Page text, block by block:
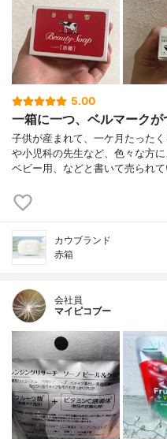
5.00
一箱に一つ、ベルマークが
子供が産まれて、一ケ月たった
や小児科の先生など、色々な方
ベビー用、などと書いて売られ
カウブランド
赤箱
会社員
マイピコブー